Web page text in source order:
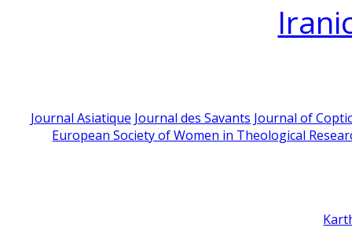
Journal Asiatique Journal des Savants Journal of
European Society of Women in Theological